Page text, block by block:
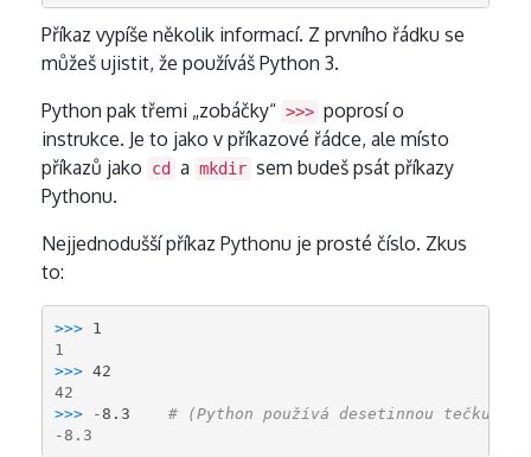
Příkaz vypíše několik informací. Z prvního řádku se
můžeš ujistit, že používáš Python 3.
Python pak třemi „zobáčky“ >>> poprosí o
instrukce. Je to jako v příkazové řádce, ale místo
příkazů jako
cd a mkdir sem budeš psát příkazy
Pythonu.
Nejjednodušší příkaz Pythonu je prosté číslo. Zkus
to:
>>> 1
1
>>> 42
42
>>>
- 8.3
# (Python používá desetinnou tečku)
-8.3